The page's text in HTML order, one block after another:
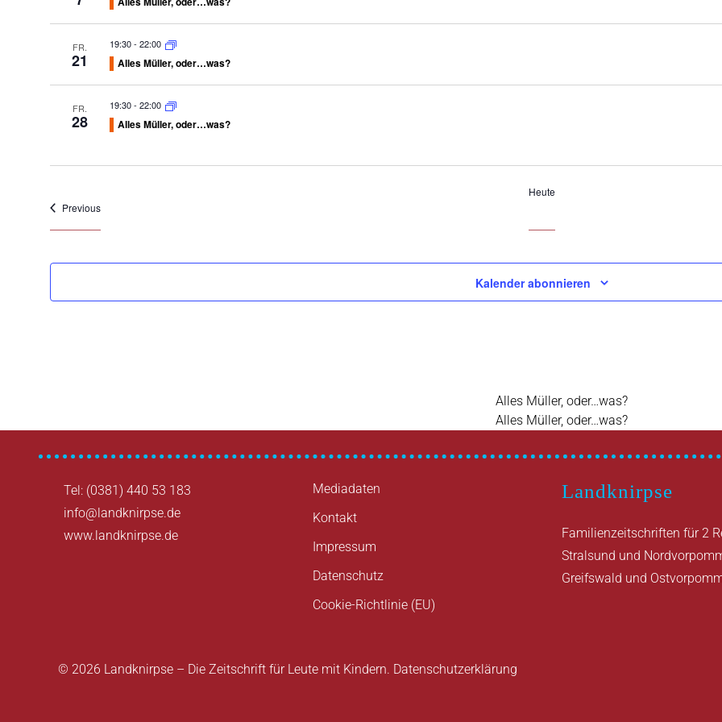
FR.
21
19:30- 22:00
Alles Müller, oder…was?
FR.
28
19:30- 22:00
Alles Müller, oder…was?
PreviousVeranstaltungen
Heute
Kalender abonnieren
Vorheriger
Beitrag
Alles Müller, oder…was?
Nächster
Alles Müller, oder…was?
Tel: (0381) 440 53 183
info@landknirpse.de
www.landknirpse.de
Mediadaten
Kontakt
Impressum
Datenschutz
Cookie-Richtlinie (EU)
Landknirpse
Familienzeitschriften für 2
Stralsund und
Greifswald und
© 2026 Landknirpse – Die Zeitschrift für Leute mit Kindern. Datenschutzerklärung